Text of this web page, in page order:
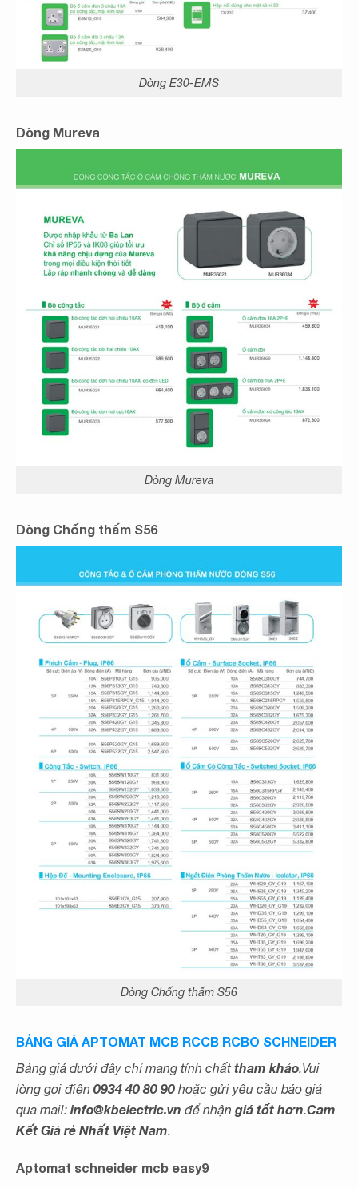
Dòng E30-EMS
Dòng Mureva
Dòng Mureva
Dòng Chống thấm S56
Dòng Chống thấm S56
BẢNG GIÁ APTOMAT MCB RCCB RCBO SCHNEIDER
Bảng giá dưới đây chỉ mang tính chất tham khảo.Vui
lòng gọi điện 0934 40 80 90 hoặc gửi yêu cầu báo giá
qua mail: info@kbelectric.vn để nhận giá tốt hơn.Cam
Kết Giá rẻ Nhất Việt Nam.
Aptomat schneider mcb easy9